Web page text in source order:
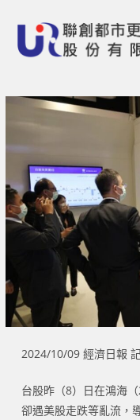
2024/10/09 經濟日報
台股昨（8）日在鴻海
卻遇美股走跌等亂流，